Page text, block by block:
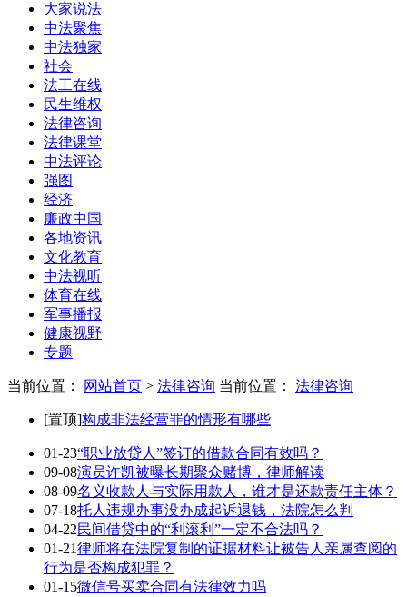
大家说法
中法聚焦
中法独家
社会
法工在线
民生维权
法律咨询
法律课堂
中法评论
强图
经济
廉政中国
各地资讯
文化教育
中法视听
体育在线
军事播报
健康视野
专题
当前位置： 网站首页 > 法律咨询 当前位置： 法律咨询
[置顶]构成非法经营罪的情形有哪些
01-23“职业放贷人”签订的借款合同有效吗？
09-08演员许凯被曝长期聚众赌博，律师解读
08-09名义收款人与实际用款人，谁才是还款责任主体？
07-18托人违规办事没办成起诉退钱，法院怎么判
04-22民间借贷中的“利滚利”一定不合法吗？
01-21律师将在法院复制的证据材料让被告人亲属查阅的
行为是否构成犯罪？
01-15微信号买卖合同有法律效力吗